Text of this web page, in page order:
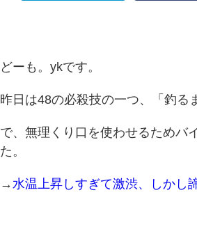
どーも。ykです。
昨日は48の必殺技の一つ、「釣る
で、無理くり口を使わせるためバ
た。
→ 水温上昇しすぎて激渋、しかし